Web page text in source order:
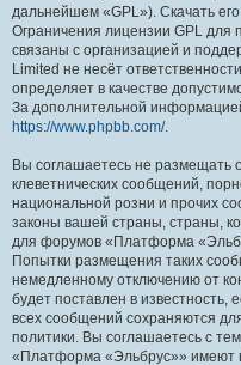
дальнейшем «GPL»). Скачать
Ограничения лицензии GPL для
связаны с организацией и
Limited не несёт
определяет в качестве
За дополнительной
https://www.phpbb.com/.
Вы соглашаетесь не размещать
клеветнических сообщений,
национальной розни и прочих
законы вашей страны, страны,
для форумов «Платформа
Попытки размещения таких
немедленному отключению от
будет поставлен в
всех сообщений сохраняются
политики. Вы соглашаетесь с
«Платформа «Эльбрус»» имеют